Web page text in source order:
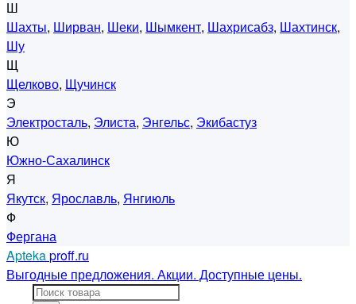
Ш
Шахты, Ширван, Шеки, Шымкент, Шахрисабз, Шахтинск,
Шу
Щ
Щелково, Щучинск
Э
Электросталь, Элиста, Энгельс, Экибастуз
Ю
Южно-Сахалинск
Я
Якутск, Ярославль, Янгиюль
Ф
Фергана
Aptekaproff.ru
Выгодные предложения. Акции. Доступные цены.